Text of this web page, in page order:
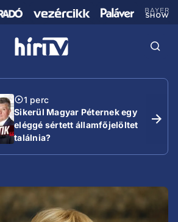
1 perc
Sikerül Magyar Péternek egy
eléggé sértett államfőjelöltet
találnia?